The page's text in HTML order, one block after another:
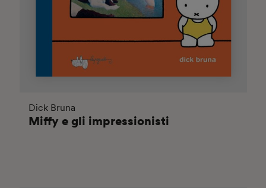
Miffy e gli impressionisti
Dick Bruna